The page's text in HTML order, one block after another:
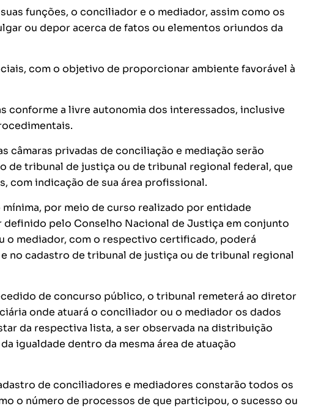
funções, o conciliador e o mediador, assim como os
ou depor acerca de fatos ou elementos oriundos da
com o objetivo de proporcionar ambiente favorável à
conforme a livre autonomia dos interessados, inclusive
câmaras privadas de conciliação e mediação serão
de tribunal de justiça ou de tribunal regional federal, que
com indicação de sua área profissional.
por meio de curso realizado por entidade
pelo Conselho Nacional de Justiça em conjunto
mediador, com o respectivo certificado, poderá
no cadastro de tribunal de justiça ou de tribunal regional
de concurso público, o tribunal remeterá ao diretor
onde atuará o conciliador ou o mediador os dados
da respectiva lista, a ser observada na distribuição
igualdade dentro da mesma área de atuação
de conciliadores e mediadores constarão todos os
o número de processos de que participou, o sucesso ou